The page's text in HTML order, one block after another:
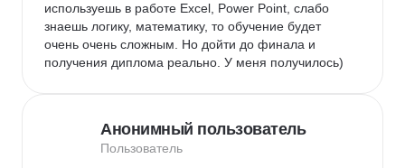
используешь в работе Excel, Power Point, слабо
знаешь логику, математику, то обучение будет
очень очень сложным. Но дойти до финала и
получения диплома реально. У меня получилось)
Анонимный пользователь
Пользователь